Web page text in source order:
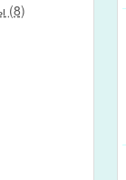
(8)